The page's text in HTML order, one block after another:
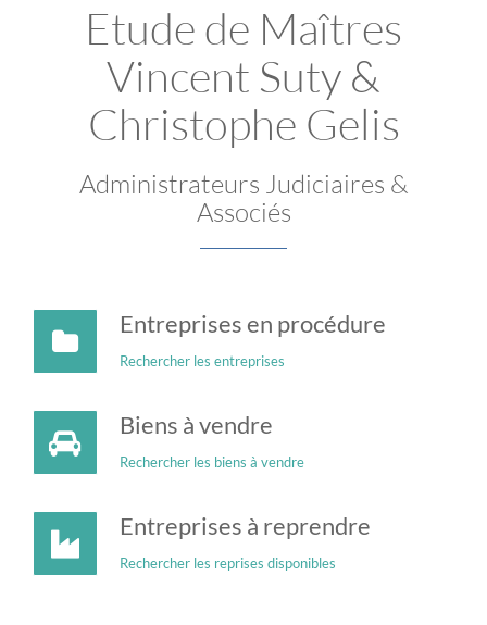
Etude de Maîtres
Vincent Suty &
Christophe Gelis
Administrateurs Judiciaires &
Associés
Entreprises en procédure
Rechercher les entreprises
Biens à vendre
Rechercher les biens à vendre
Entreprises à reprendre
Rechercher les reprises disponibles